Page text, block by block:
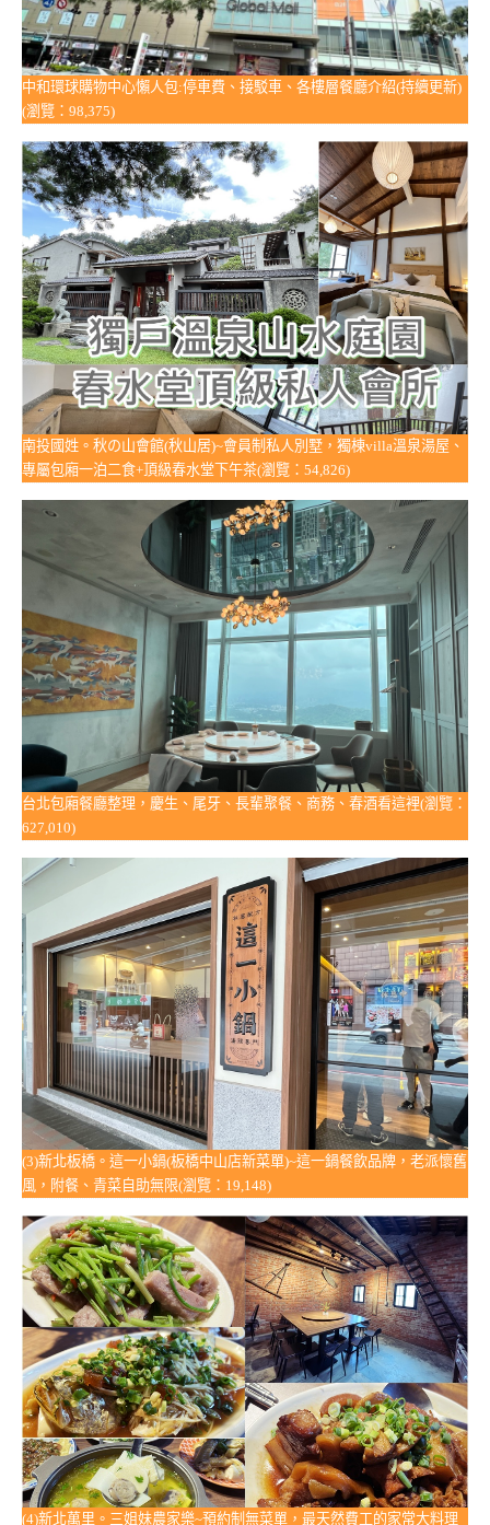
中和環球購物中心懶人包:停車費、接駁車、各樓層餐廳介紹(持續更新)
(瀏覽：98,375)
南投國姓。秋の山會館(秋山居)~會員制私人別墅，獨棟villa溫泉湯屋、
專屬包廂一泊二食+頂級春水堂下午茶(瀏覽：54,826)
台北包廂餐廳整理，慶生、尾牙、長輩聚餐、商務、春酒看這裡(瀏覽：
627,010)
(3)新北板橋。這一小鍋(板橋中山店新菜單)~這一鍋餐飲品牌，老派懷舊
風，附餐、青菜自助無限(瀏覽：19,148)
(4)新北萬里。三姐妹農家樂~預約制無菜單，最天然費工的家常大料理